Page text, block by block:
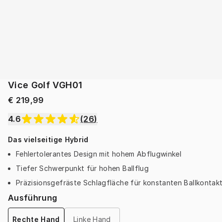
Vice Golf VGH01
€ 219,99
4.6
(26)
Das vielseitige Hybrid
Fehlertolerantes Design mit hohem Abflugwinkel
Tiefer Schwerpunkt für hohen Ballflug
Präzisionsgefräste Schlagfläche für konstanten
Ausführung
Rechte Hand Linke Hand